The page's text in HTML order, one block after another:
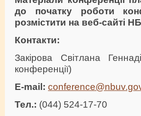
до початку роботи
розмістити на веб-сайті
Контакти:
Закірова Світлана
конференції)
E-mail:
Тел.: (044) 524-17-70